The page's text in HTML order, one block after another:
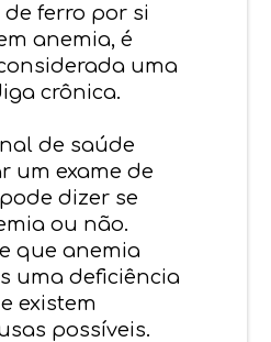
ferro por si
anemia, é
uma
crônica.
de saúde
um exame de
dizer se
ou não.
que anemia
uma deficiência
existem
possíveis.